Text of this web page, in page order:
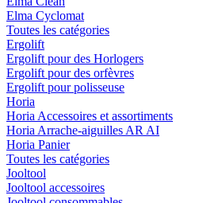
Elma Cyclomat
Toutes les catégories
Ergolift
Ergolift pour des Horlogers
Ergolift pour des orfèvres
Ergolift pour polisseuse
Horia
Horia Accessoires et assortiments
Horia Arrache-aiguilles AR AI
Horia Panier
Toutes les catégories
Jooltool
Jooltool accessoires